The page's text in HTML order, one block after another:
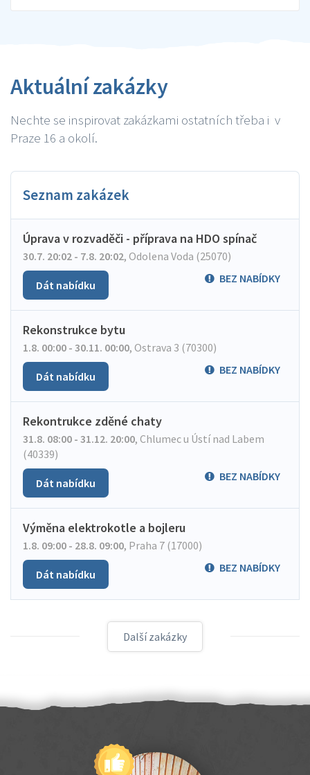
Aktuální zakázky
Nechte se inspirovat zakázkami ostatních třeba i v
Praze 16 a okolí.
Seznam zakázek
Úprava v rozvaděči - příprava na HDO spínač
30.7. 20:02 - 7.8. 20:02, Odolena Voda (25070)
BEZ NABÍDKY
Dát nabídku
Rekonstrukce bytu
1.8. 00:00 - 30.11. 00:00, Ostrava 3 (70300)
BEZ NABÍDKY
Dát nabídku
Rekontrukce zděné chaty
31.8. 08:00 - 31.12. 20:00, Chlumec u Ústí nad Labem
(40339)
BEZ NABÍDKY
Dát nabídku
Výměna elektrokotle a bojleru
1.8. 09:00 - 28.8. 09:00, Praha 7 (17000)
BEZ NABÍDKY
Dát nabídku
Další zakázky